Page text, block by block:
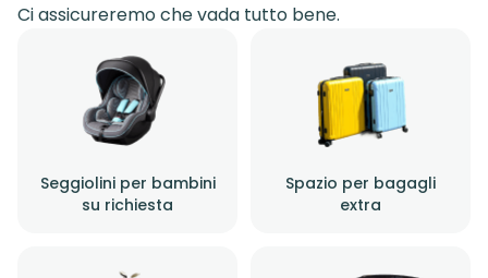
Ci assicureremo che vada tutto bene.
Seggiolini per bambini
su richiesta
Spazio per bagagli
extra